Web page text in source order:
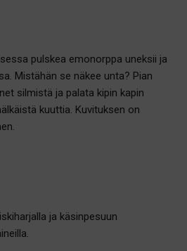
pulskea emonorppa uneksii ja
Mistähän se näkee unta? Pian
silmistä ja palata kipin kapin
kuuttia. Kuvituksen on
ja käsinpesuun